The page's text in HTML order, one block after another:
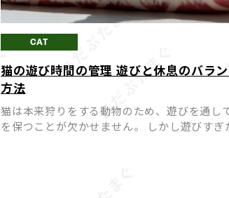
CAT
猫の遊び時間の管理 遊びと休息のバラ
方法
猫は本来狩りをする動物のため、遊びを通し
を保つことが欠かせません。 しかし遊びすぎ